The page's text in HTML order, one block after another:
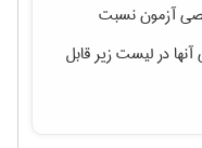
آزمون نسبت
در لیست زیر قابل